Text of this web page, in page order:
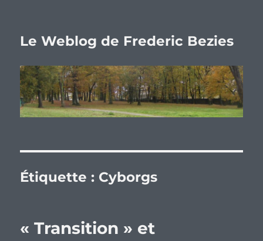
Le Weblog de Frederic Bezies
Étiquette : Cyborgs
« Transition » et